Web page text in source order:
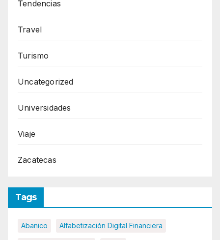
Tendencias
Travel
Turismo
Uncategorized
Universidades
Viaje
Zacatecas
Tags
Abanico Alfabetización Digital Financiera